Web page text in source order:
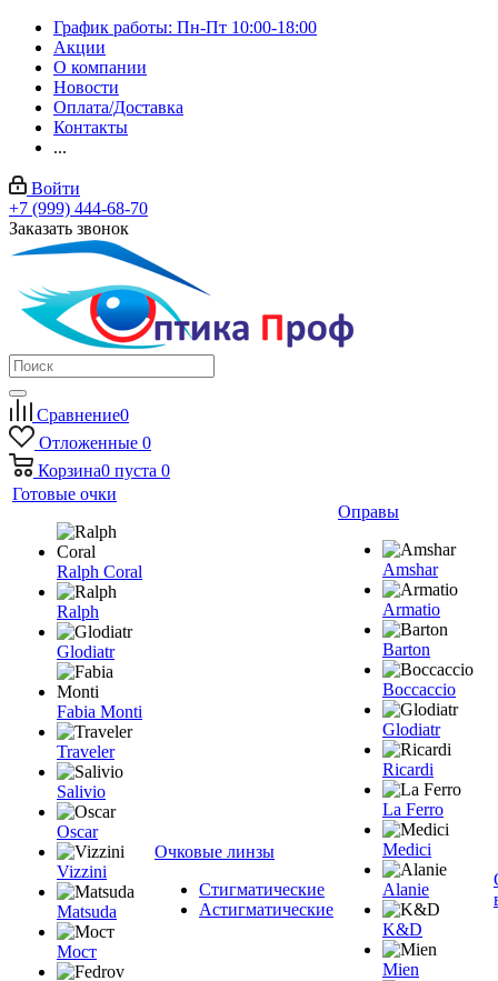
График работы: Пн-Пт 10:00-18:00
Акции
О компании
Новости
Оплата/Доставка
Контакты
...
Войти
+7 (999) 444-68-70
Заказать звонок
Сравнение0
Отложенные 0
Корзина0 пуста 0
Готовые очки
Ralph Coral
Ralph
Glodiatr
Fabia Monti
Traveler
Salivio
Oscar
Vizzini
Matsuda
Мост
Очковые линзы
Стигматические
Астигматические
Оправы
Amshar
Armatio
Barton
Boccaccio
Glodiatr
Ricardi
La Ferro
Medici
Alanie
K&D
Mien